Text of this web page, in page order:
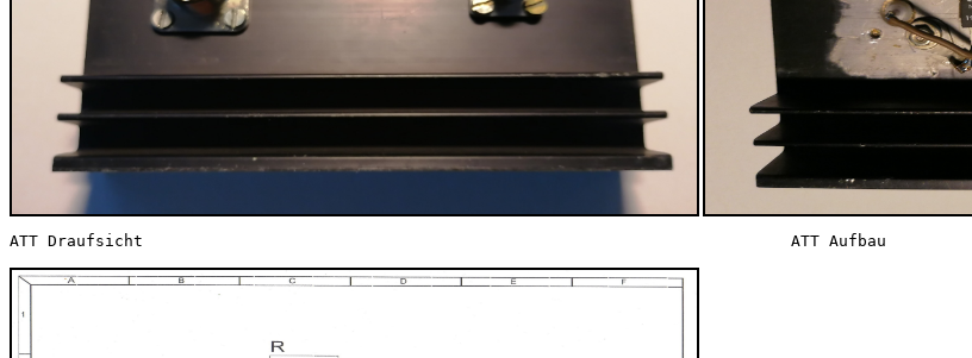
ATT Draufsicht                                                                    ATT Aufbau